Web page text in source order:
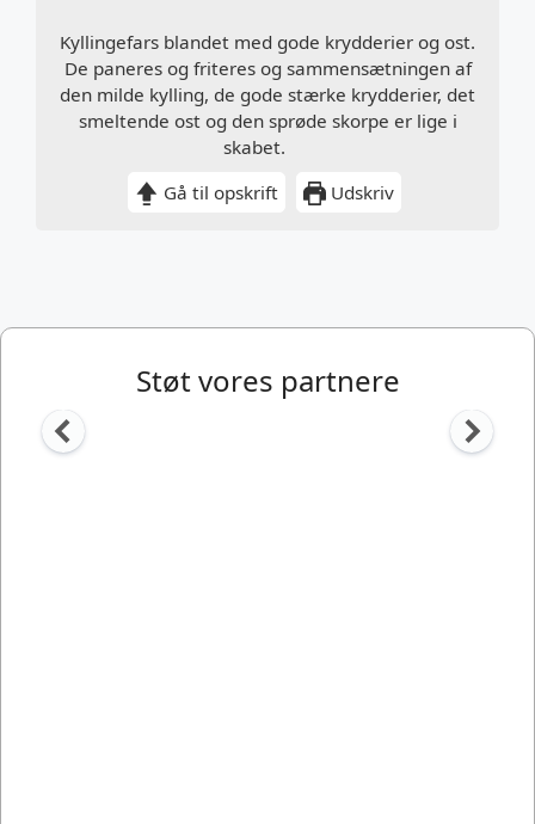
Kyllingefars blandet med gode krydderier og ost.
De paneres og friteres og sammensætningen af
den milde kylling, de gode stærke krydderier, det
smeltende ost og den sprøde skorpe er lige i
skabet. ⠀
Gå til opskrift
Udskriv
Støt vores partnere